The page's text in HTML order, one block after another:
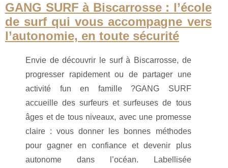
GANG SURF à Biscarrosse : l’école
de surf qui vous accompagne vers
l’autonomie, en toute sécurité
Envie de découvrir le surf à Biscarrosse, de
progresser rapidement ou de partager une
activité fun en famille ?GANG SURF
accueille des surfeurs et surfeuses de tous
âges et de tous niveaux, avec une promesse
claire : vous donner les bonnes méthodes
pour gagner en confiance et devenir plus
autonome dans l’océan. Labellisée